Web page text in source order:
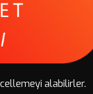
alabilirler.